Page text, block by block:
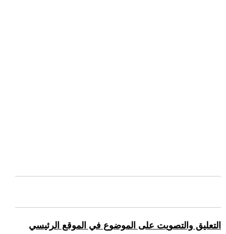
التعليق والتصويت على الموضوع في الموقع الرئيسي